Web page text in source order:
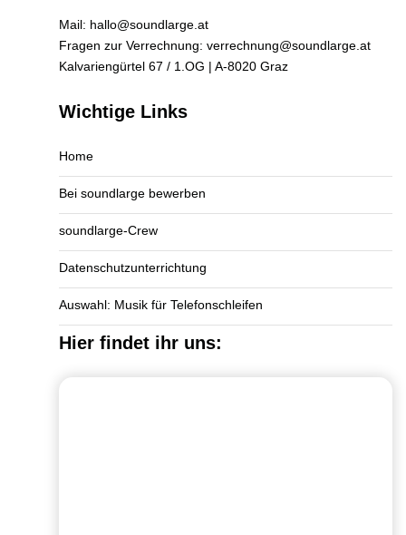
Mail: hallo@soundlarge.at
Fragen zur Verrechnung: verrechnung@soundlarge.at
Kalvariengürtel 67 / 1.OG | A-8020 Graz
Wichtige Links
Home
Bei soundlarge bewerben
soundlarge-Crew
Datenschutzunterrichtung
Auswahl: Musik für Telefonschleifen
Hier findet ihr uns: